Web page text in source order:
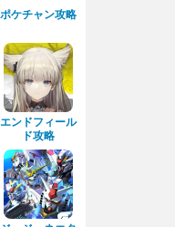
ポケチャン攻略
エンドフィール
ド攻略